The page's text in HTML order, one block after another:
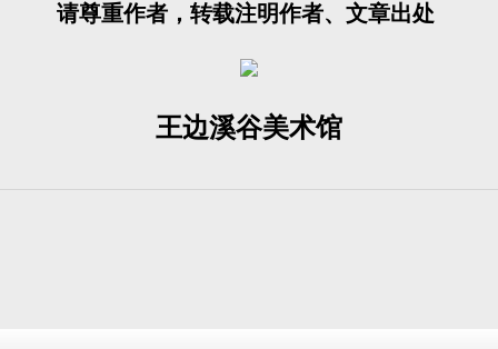
请尊重作者，转载注明作者、文章出处
王边溪谷美术馆